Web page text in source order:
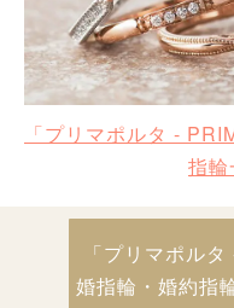
「プリマポルタ -
指輪
「プリマポル
婚指輪・婚約指